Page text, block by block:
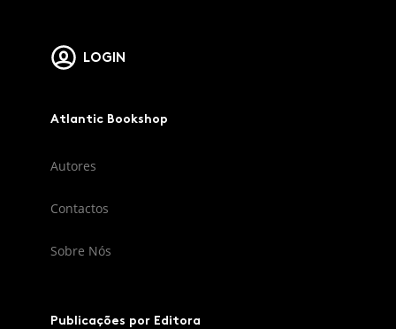
LOGIN
Atlantic Bookshop
Autores
Contactos
Sobre Nós
Publicações por Editora